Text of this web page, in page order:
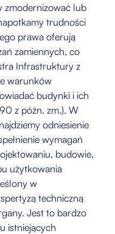
zmodernizować lub
trudności
prawa oferują
zamiennych, co
Infrastruktury z
warunków
budynki i ich
z późn. zm.). W
odniesienie
wymagań
budowie,
użytkowania
w
techniczną
Jest to bardzo
istniejących